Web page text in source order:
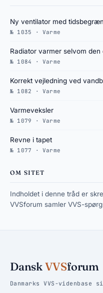
Ny ventilator med
№ 1035 · Varme
Radiator varmer selvom den
№ 1084 · Varme
Korrekt vejledning ved
№ 1082 · Varme
Varmeveksler
№ 1079 · Varme
Revne i tapet
№ 1077 · Varme
OM SITET
Indholdet i denne tråd er
VVSforum samler VVS-
DanskVVSforum
Danmarks VVS-videnbase